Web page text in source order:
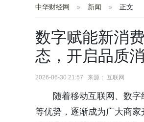
公司 生活 读书
中华财经网 新闻 正文
数字赋能新消
态，开启品质
2026-06-30 21:57 来源： 互联网
随着移动互联网、数
等优势，逐渐成为广大商